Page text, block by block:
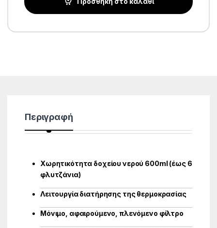
Περιγραφή
Χωρητικότητα δοχείου νερού 600ml (έως 6
φλυτζάνια)
Λειτουργία διατήρησης της θερμοκρασίας
Μόνιμο, αφαιρούμενο, πλενόμενο φίλτρο